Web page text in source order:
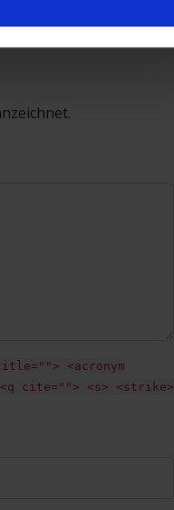
<acronym
cite=""> <s> <strike>